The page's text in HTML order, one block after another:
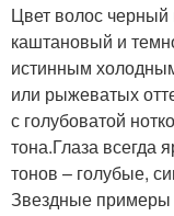
Цвет волос
каштановый и
истинным
или рыжеватых
с голубоватой
тона.Глаза всегда
тонов – голубые,
Звездные примеры